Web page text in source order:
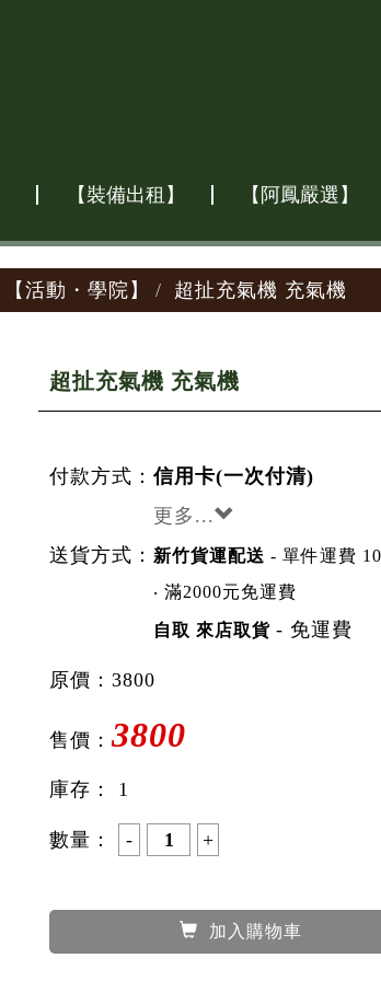
【裝備出租】 【阿鳳嚴選】
【活動・學院】 超扯充氣機 充氣機
超扯充氣機 充氣機
付款方式：信用卡(一次付清)
更多...
送貨方式：新竹貨運配送 - 單件運費
‧ 滿2000元免運費
自取 來店取貨- 免運費
原價：3800
售價：3800
庫存： 1
數量：
加入購物車